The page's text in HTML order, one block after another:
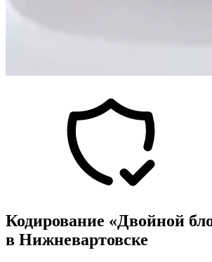
Кодирование «Двойной
в Нижневартовске